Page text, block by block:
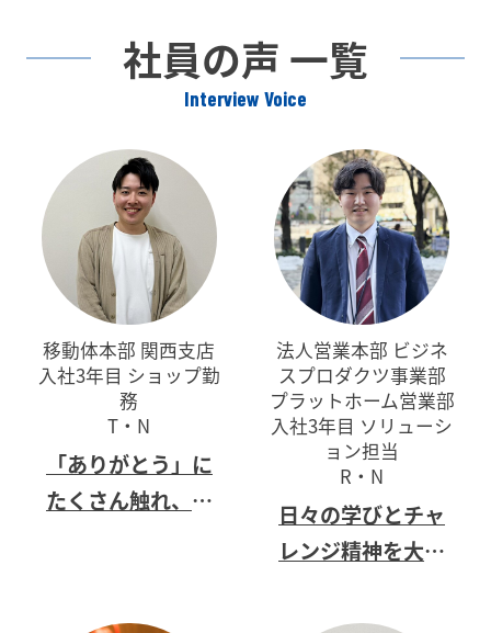
社員の声 一覧
Interview Voice
移動体本部 関西支店
入社3年目 ショップ勤
務
T・N
「ありがとう」に
たくさん触れ、 お
法人営業本部 ビジネ
スプロダクツ事業部
プラットホーム営業部
入社3年目 ソリューシ
ョン担当
R・N
日々の学びとチャ
レンジ精神を大切